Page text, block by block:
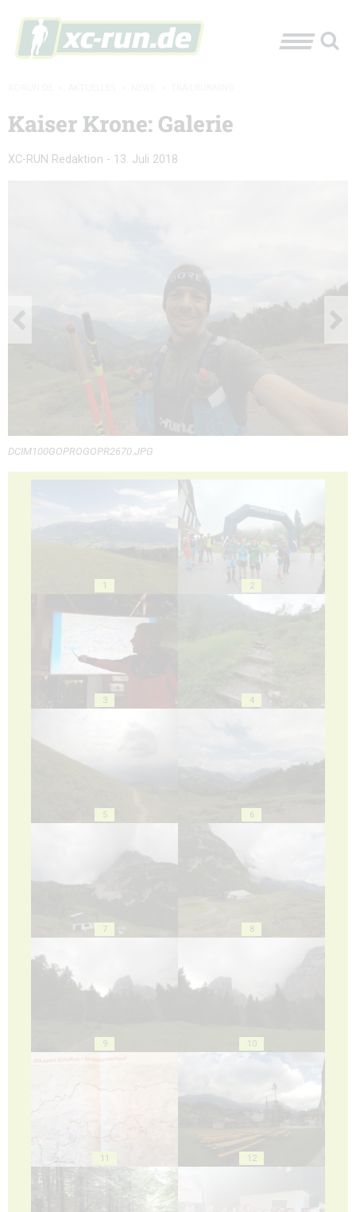
Kaiser Krone: Galerie
XC-RUN Redaktion - 13. Juli 2018
DCIM100GOPROGOPR2670.JPG
1 2
3 4
5 6
7 8
9 10
11 12